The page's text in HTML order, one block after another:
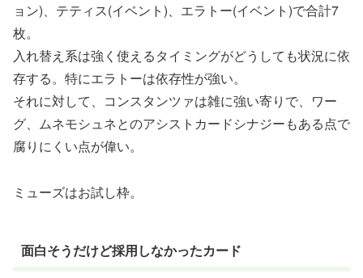
ョン)、テティス(イベント)、エラトー(イベント)で合計7
枚。
入れ替え系は強く使えるタイミングがどうしても状況に依
存する。特にエラトーは依存性が強い。
それに対して、コンスタンツァは雑に強い寄りで、ワー
グ、ムネモシュネとのアシストカードシナジーもある点で
腐りにくい点が偉い。
ミューズはお試し枠。
面白そうだけど採用しなかったカード